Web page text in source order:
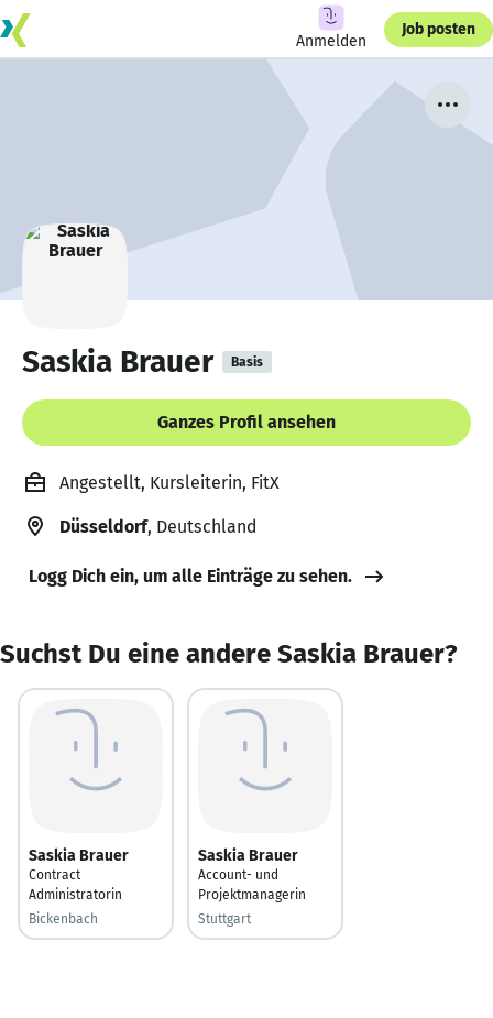
Anmelden
Job posten
Saskia Brauer Basis
Ganzes Profil ansehen
Angestellt, Kursleiterin, FitX
Düsseldorf, Deutschland
Logg Dich ein, um alle Einträge zu sehen.
Suchst Du eine andere Saskia Brauer?
Saskia Brauer
Contract
Administratorin
Bickenbach
Saskia Brauer
Account- und
Projektmanagerin
Stuttgart